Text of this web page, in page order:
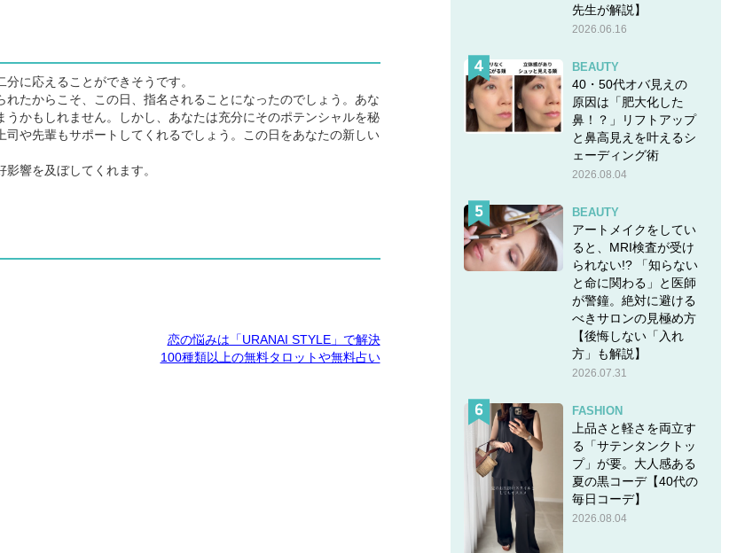
に応えることができそうです。
たからこそ、この日、指名されることになったのでしょう。あな
かもしれません。しかし、あなたは充分にそのポテンシャルを秘
や先輩もサポートしてくれるでしょう。この日をあなたの新しい
響を及ぼしてくれます。
恋の悩みは「URANAI STYLE」で解決
100種類以上の無料タロットや無料占い
先生が解説】
2026.06.16
BEAUTY
40・50代オバ見えの
原因は「肥大化した
鼻！？」リフトアップ
と鼻高見えを叶えるシ
ェーディング術
2026.08.04
BEAUTY
アートメイクをしてい
ると、MRI検査が受け
られない!? 「知らない
と命に関わる」と医師
が警鐘。絶対に避ける
べきサロンの見極め方
【後悔しない「入れ
方」も解説】
2026.07.31
FASHION
上品さと軽さを両立す
る「サテンタンクトッ
プ」が要。大人感ある
夏の黒コーデ【40代の
毎日コーデ】
2026.08.04